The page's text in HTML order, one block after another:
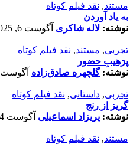
مستند, نقد فیلم کوتاه
به یاد آوردن
نوشته: لاله شاکری آگوست 6, 2025
تجربی, مستند, نقد فیلم کوتاه
پرَهیب‌ِ حضور
نوشته:گلچهره صادق‌زاده آگوست 5, 2025
تجربی, داستانی, نقد فیلم کوتاه
گریز از رنج
نوشته: پریزاد اسماعیلی آگوست 4, 2025
مستند, نقد فیلم کوتاه